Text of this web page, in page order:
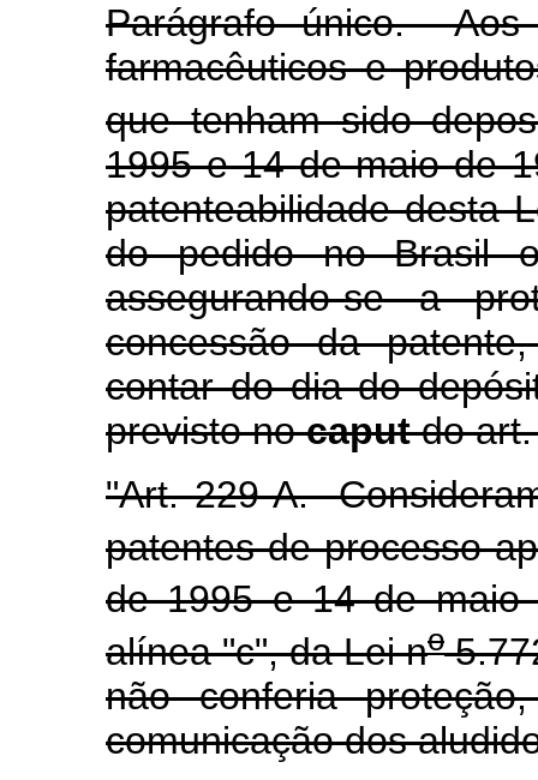
Parágrafo único. Aos
farmacêuticos e
que tenham sido
1995 e 14 de maio de
patenteabilidade desta
do pedido no Brasil
assegurando-se a
concessão da
contar do dia do
previsto nocaputdo art.
"Art. 229-A.
patentes de processo
de 1995 e 14 de
alínea "c", da Lei no
não conferia
comunicação dos